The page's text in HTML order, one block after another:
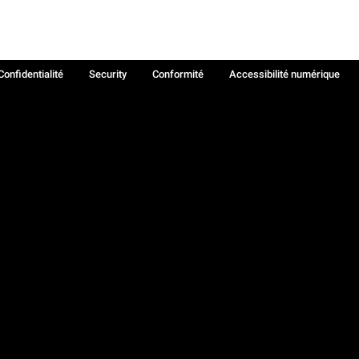
Security Conformité
Accessibilité numérique